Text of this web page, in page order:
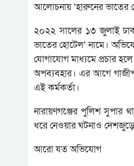
আলোচনায় ‘হারুনের ভাতের
২০২২ সালের ১৩ জুলাই
ভাতের হোটেল’ নামে।
যোগাযোগ মাধ্যমে প্রচার
অপব্যবহার। এর আগে
এই কর্মকর্তা।
নারায়ণগঞ্জের পুলিশ সুপার
ধরে নেওয়ার ঘটনাও
আরো যত অভিযোগ